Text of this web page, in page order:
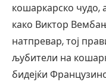
кошаркарско чудо,
како Виктор
натпревар, тој
љубители на
бидејќи